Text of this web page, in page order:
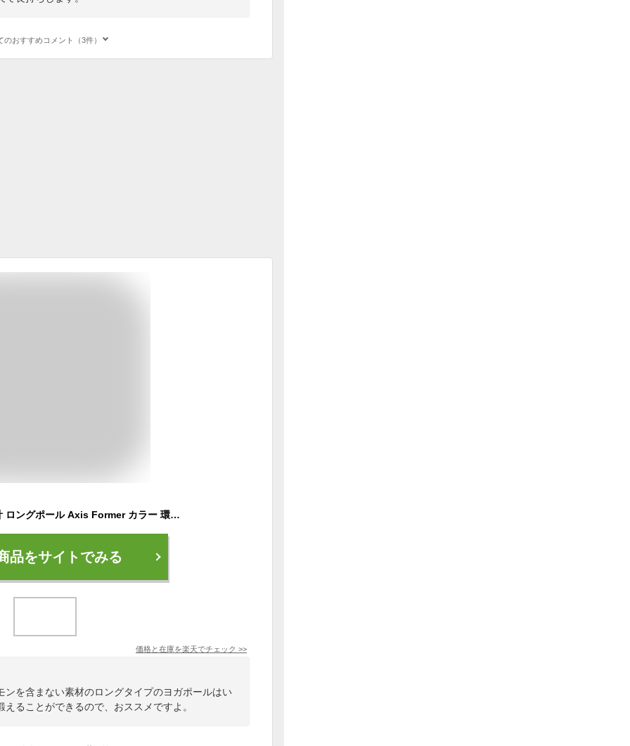
のおすすめコメント（3件）
日本製・安心安全設計 ロングポール Axis Former カラー 環境ホルモンを含まない素材 軽量で丈夫 コアストレッチ ポールエクササイズに フォームローラー マッサージローラー ヨガポール ストレッチ用ポール ストレッチローラー 筋膜リリース
品をサイトでみる
価格と在庫を楽天でチェック >>
ンを含まない素材のロングタイプのヨガポールはい
ることができるので、おススメですよ。